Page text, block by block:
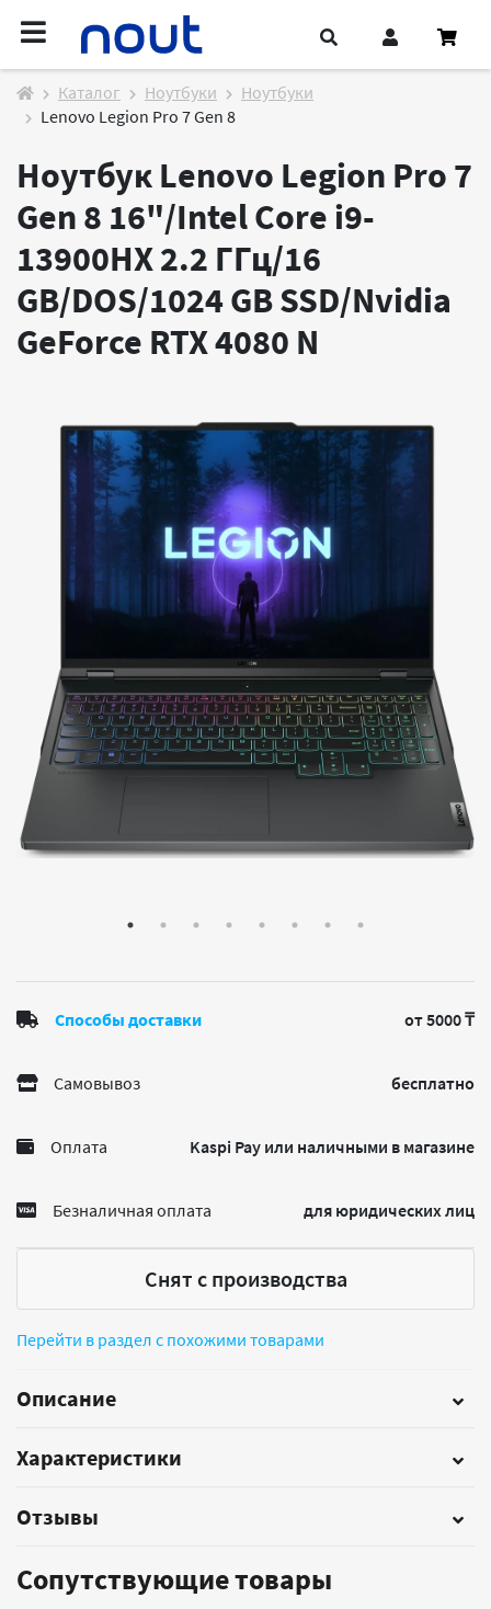
Каталог Ноутбуки
Ноутбуки
Lenovo Legion Pro 7 Gen 8
Ноутбук Lenovo Legion Pro 7
Gen 8 16"/Intel Core i9-
13900HX 2.2 ГГц/16
GB/DOS/1024 GB SSD/Nvidia
GeForce RTX 4080 N
Способы доставки от 5000 ₸
Самовывоз бесплатно
Оплата Kaspi Pay или наличными в магазине
Безналичная оплата для юридических лиц
Снят с производства
Перейти в раздел с похожими товарами
Описание
Характеристики
Отзывы
Сопутствующие товары